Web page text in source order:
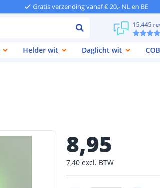
Gratis verzending vanaf € 20,- NL en BE
15.445
Helder wit Daglicht wit COB
8,95
7,40 excl. BTW